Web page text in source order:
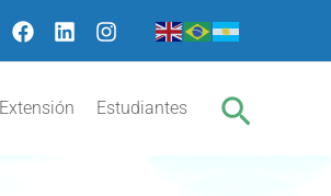
Extensión Estudiantes Buscar